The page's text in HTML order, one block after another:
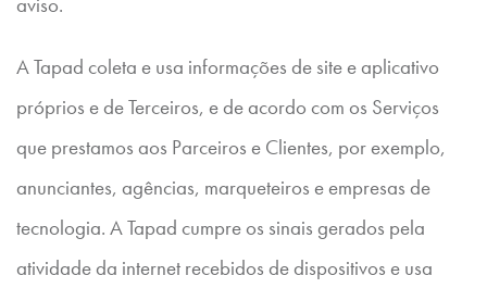
A Tapad coleta e usa informações de site e aplicativo
próprios e de Terceiros, e de acordo com os Serviços
que prestamos aos Parceiros e Clientes, por exemplo,
anunciantes, agências, marqueteiros e empresas de
tecnologia. A Tapad cumpre os sinais gerados pela
atividade da internet recebidos de dispositivos e usa